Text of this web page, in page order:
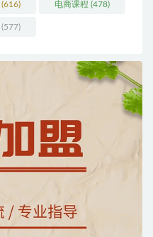
(616) 电商课程 (478)
(577)